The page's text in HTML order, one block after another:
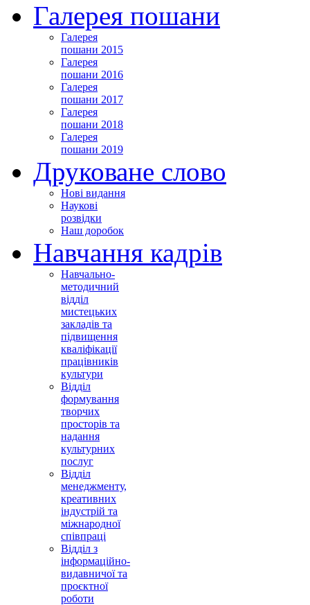
Галерея пошани
Галерея
пошани 2015
Галерея
пошани 2016
Галерея
пошани 2017
Галерея
пошани 2018
Галерея
пошани 2019
Друковане слово
Нові видання
Наукові
розвідки
Наш доробок
Навчання кадрів
Навчально-
методичний
відділ
мистецьких
закладів та
підвищення
кваліфікації
працівників
культури
Відділ
формування
творчих
просторів та
надання
культурних
послуг
Відділ
менеджменту,
креативних
індустрій та
міжнародної
співпраці
Відділ з
інформаційно-
видавничої та
проєктної
роботи